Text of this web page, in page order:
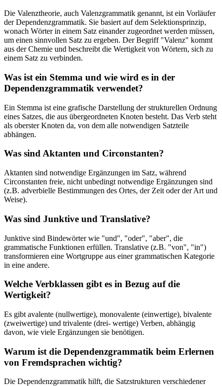
Die Valenztheorie, auch Valenzgrammatik genannt, ist ein Vorläufer
der Dependenzgrammatik. Sie basiert auf dem Selektionsprinzip,
wonach Wörter in einem Satz einander zugeordnet werden müssen,
um einen sinnvollen Satz zu ergeben. Der Begriff "Valenz" kommt
aus der Chemie und beschreibt die Wertigkeit von Wörtern, sich zu
einem Satz zu verbinden.
Was ist ein Stemma und wie wird es in der
Dependenzgrammatik verwendet?
Ein Stemma ist eine grafische Darstellung der strukturellen Ordnung
eines Satzes, die aus übergeordneten Knoten besteht. Das Verb steht
als oberster Knoten da, von dem alle notwendigen Satzteile
abhängen.
Was sind Aktanten und Circonstanten?
Aktanten sind notwendige Ergänzungen im Satz, während
Circonstanten freie, nicht unbedingt notwendige Ergänzungen sind
(z.B. adverbielle Bestimmungen des Ortes, der Zeit oder der Art und
Weise).
Was sind Junktive und Translative?
Junktive sind Bindewörter wie "und", "oder", "aber", die
grammatische Funktionen erfüllen. Translative (z.B. "von", "in")
transformieren eine Wortgruppe aus einer grammatischen Kategorie
in eine andere.
Welche Verbklassen gibt es in Bezug auf die
Wertigkeit?
Es gibt avalente (nullwertige), monovalente (einwertige), bivalente
(zweiwertige) und trivalente (drei- wertige) Verben, abhängig
davon, wie viele Ergänzungen sie benötigen.
Warum ist die Dependenzgrammatik beim Erlernen
von Fremdsprachen wichtig?
Die Dependenzgrammatik hilft, die Satzstrukturen verschiedener